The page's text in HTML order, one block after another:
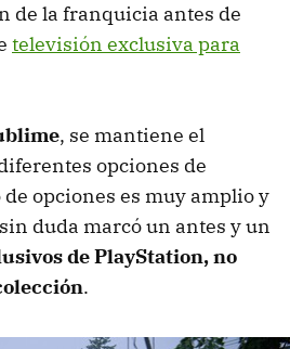
de la franquicia antes de
televisión exclusiva para
, se mantiene el
opciones de
opciones es muy amplio y
duda marcó un antes y un
de PlayStation, no
.